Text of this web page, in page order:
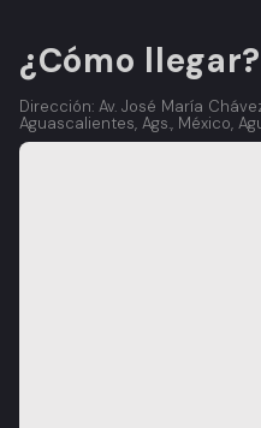
¿Cómo llegar?
Dirección: Av. José María
Aguascalientes, Ags., México,